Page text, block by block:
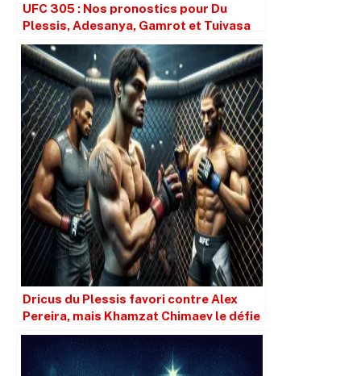
UFC 305 : Nos pronostics pour Du
Plessis, Adesanya, Gamrot et Tuivasa
Dricus du Plessis favori contre Alex
Pereira, mais Khamzat Chimaev le défie
pour le titre